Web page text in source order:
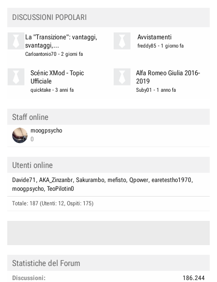
s
DISCUSSIONI POPOLARI
La "Transizione": vantaggi,
svantaggi,...
Carloantonio70 - 2 giorni fa
Avvistamenti
freddy85 - 1 giorno fa
Scénic XMod - Topic
Ufficiale
quicktake -3 anni fa
Alfa Romeo Giulia 2016-
2019
Suby01 - 1 anno fa
Staff online
moogpsycho
0
Utenti online
Davide71 AKA_Zinzanbr Sakurambo mefisto Qpower earetestho1970
moogpsycho TeoPilotin0
Totale: 187 (Utenti: 12, Ospiti: 175)
Statistiche del Forum
Discussioni
186.244